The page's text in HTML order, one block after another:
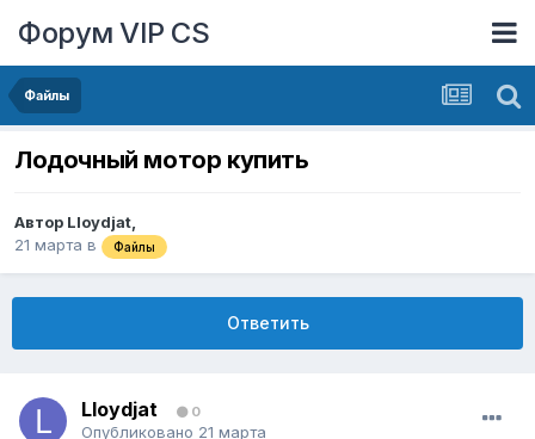
Форум VIP CS
Файлы
Лодочный мотор купить
Автор Lloydjat,
21 марта в Файлы
Ответить
Lloydjat 0
Опубликовано 21 марта